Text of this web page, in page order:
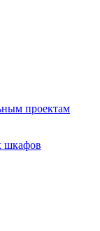
проектам
шкафов